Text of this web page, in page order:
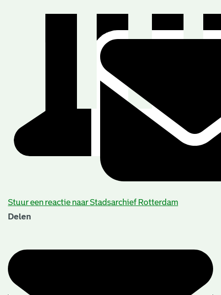
Stuur een reactie naar Stadsarchief Rotterdam
Delen